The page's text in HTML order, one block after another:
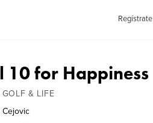
Regístrate
10 for Happiness
& LIFE
Cejovic